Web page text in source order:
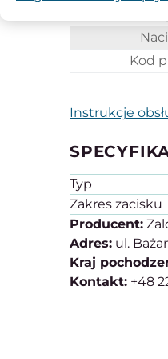
Kod
Instrukcje
Typ
Zakres zacisku
Producent:
Adres: ul.
Kraj
Kontakt: +48